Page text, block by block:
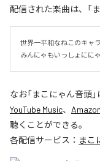
配信された楽曲は、「
世界一平和なねこのキャラ
みんにゃもいっしょにに
なお「まこにゃん音頭
YouTube Music、
聴くことができる。
各配信サービス： まこ